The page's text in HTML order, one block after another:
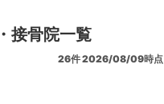
接骨院一覧
26件2026/08/09時点